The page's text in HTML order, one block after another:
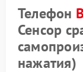
Телефон
Сенсор
нажатия)